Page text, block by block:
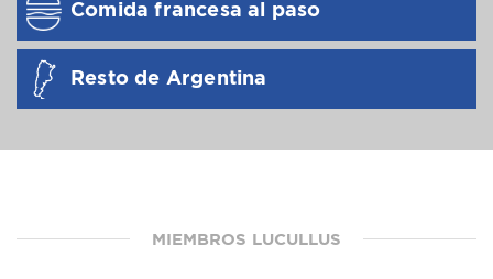
Comida francesa al paso
Resto de Argentina
MIEMBROS LUCULLUS